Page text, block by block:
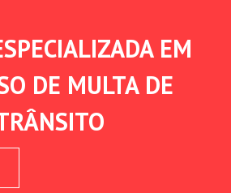
EM
DE MULTA DE